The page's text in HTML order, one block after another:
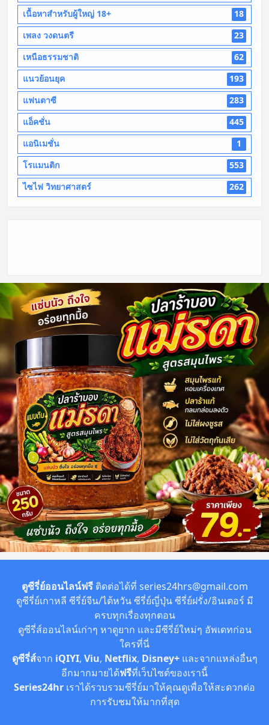
เนื้อหาสำหรับผู้ใหญ่ 18+
18
เพลง วงดนตรี
23
เหนือธรรมชาติ
62
แนวย้อนยุค
193
แฟนตาซี
283
แอ็คชั่น
445
แอนิเมชั่น
1
โรแมนติก
553
ไซไฟ วิทยาศาสตร์
262
ตูซีรี่ย์ออนไลน์ฟรีติดต่อได้ที่ series24hrs@gmail.com
ดูซีรี่ย์เกาหลี ซีรี่ย์จีน/ไต้หวัน ซีรี่ย์ญี่ปุ่น ซีรี่ย์ฝรั่ง/อินเตอร์ มี
ครบทุกเรื่องทุกตอน
ดูซีรี่ส์ออนไลน์เก่าๆ หาดูยาก และมีซีรี่ย์ใหม่ๆ อัพเดทก่อน
ใครที่นี่
ดูซีรี่ส์จาก iQIYI, Viu, Netflix, Disney+ และจากแหล่งอื่นๆ
อีกมากมายได้ฟรีที่เว็บไซต์ของเรานี้
Series24hr เราได้รวบรวมซีรี่ย์มาให้คุณดูเพื่อให้สะดวกต่อ
การรับชมให้มากที่สุด